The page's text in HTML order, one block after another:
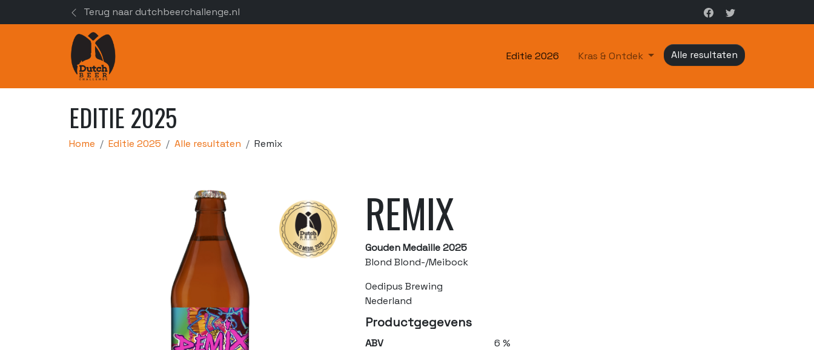
Terug naar dutchbeerchallenge.nl
Editie 2026 Kras & Ontdek Alle resultaten
EDITIE 2025
Home Editie 2025 Alle resultaten Remix
REMIX
Gouden Medaille 2025
Blond Blond-/Meibock
Oedipus Brewing
Nederland
Productgegevens
ABV
6 %